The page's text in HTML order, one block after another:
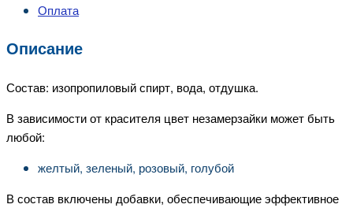
Оплата
Описание
Состав: изопропиловый спирт, вода, отдушка.
В зависимости от красителя цвет незамерзайки может быть
любой:
желтый, зеленый, розовый, голубой
В состав включены добавки, обеспечивающие эффективное